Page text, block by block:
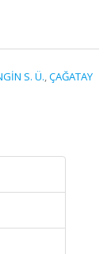
S. Ü.,ÇAĞATAY